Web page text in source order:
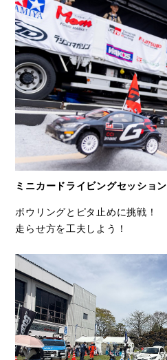
ミニカードライビングセッション
ボウリングとピタ止めに挑戦！​
走らせ方を工夫しよう！​